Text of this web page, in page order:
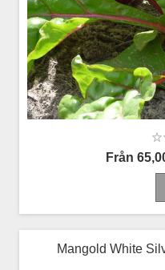
Från
Mangold White